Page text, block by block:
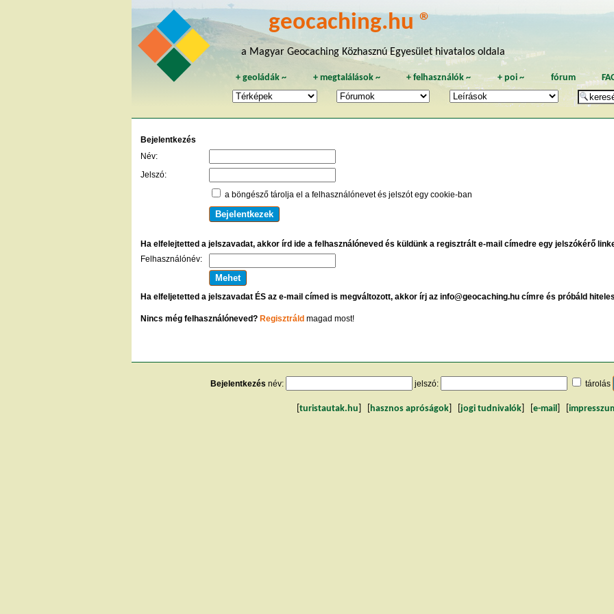
geocaching.hu ®
a Magyar Geocaching Közhasznú Egyesület hivatalos oldala
+geoládák ~ + megtalálások~ +felhasználók ~ + poi~ fórum
Bejelentkezés
Név:
Jelszó:
a böngésző tárolja el a felhasználónevet és jelszót egy cookie-ban
Ha elfelejtetted a jelszavadat, akkor írd ide a felhasználóneved és küldünk a regisztrált e-mail címedre egy jelszókérő
Felhasználónév:
Ha elfeljetetted a jelszavadat ÉS az e-mail címed is megváltozott, akkor írj az info@geocaching.hu címre és próbáld
Nincs még felhasználóneved? Regisztráld magad most!
Bejelentkezés név: jelszó: tárolás
turistautak.hu hasznos apróságok jogi tudnivalók e-mail